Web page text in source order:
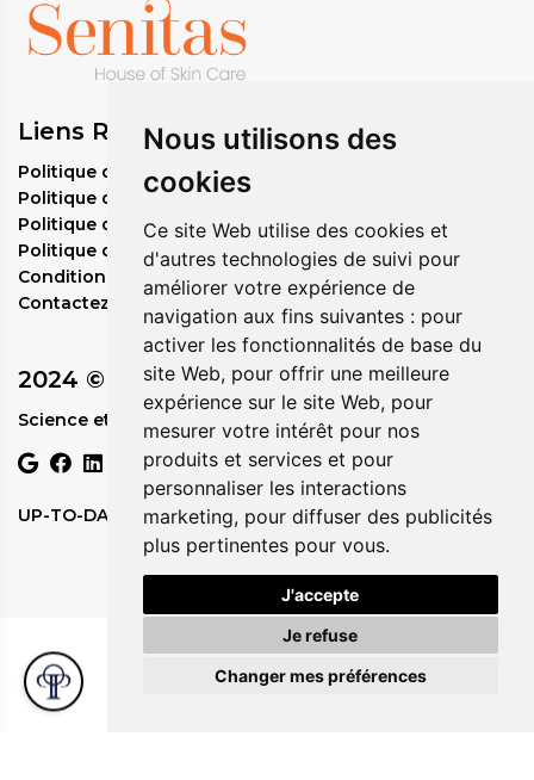
Nous utilisons des
cookies
Ce site Web utilise des cookies et
d'autres technologies de suivi pour
améliorer votre expérience de
navigation aux fins suivantes : pour
activer les fonctionnalités de base du
site Web, pour offrir une meilleure
expérience sur le site Web, pour
mesurer votre intérêt pour nos
produits et services et pour
personnaliser les interactions
marketing, pour diffuser des publicités
plus pertinentes pour vous.
J'accepte
Je refuse
Changer mes préférences
Liens Rapides
Politique de commande en gros
Politique de confidentialité
Politique de remboursement
Politique d'expédition
Conditions de service
Contactez-nous
2024 © Circadia
Science et Nature en Parfaite Harmonie.
UP-TO-DATE WebDesign